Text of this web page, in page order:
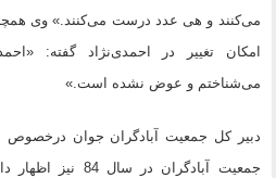
می‌کنند و هی عدد درست می‌کنند.» وی
امکان تغییر در احمدی‌نژاد گفته:
می‌شناختم و عوض نشده است.»
دبیر کل جمعیت آبادگران جوان درخصوص
جمعیت آبادگران